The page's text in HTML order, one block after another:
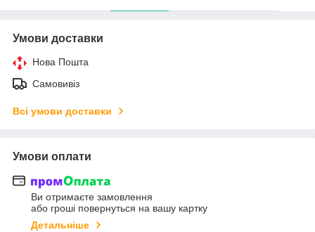
Умови доставки
Нова Пошта
Самовивіз
Всі умови доставки
Умови оплати
Ви отримаєте замовлення
або гроші повернуться на вашу картку
Детальніше